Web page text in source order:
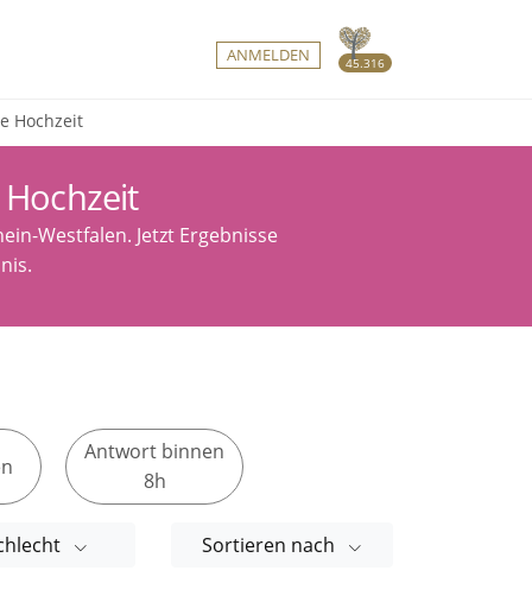
45.316
ANMELDEN
Hochzeit
Westfalen. Jetzt Ergebnisse
Antwort binnen
8h
Sortieren nach